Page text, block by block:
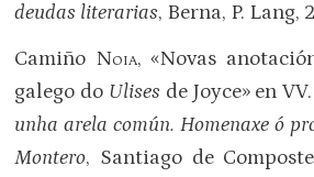
deudas literarias, Berna, P. Lang,
Camiño Noia, «Novas
galego do Ulises de Joyce» en
unha arela común. Homenaxe ó
Montero, Santiago de